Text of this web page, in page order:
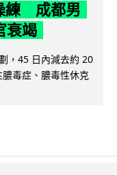
練 成都男
衰竭
，45 日內減去約 20
毒症、膿毒性休克